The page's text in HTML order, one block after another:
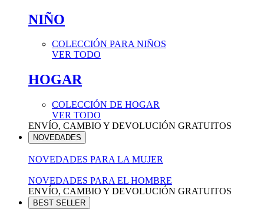
NIÑO
COLECCIÓN PARA NIÑOS
VER TODO
HOGAR
COLECCIÓN DE HOGAR
VER TODO
ENVÍO, CAMBIO Y DEVOLUCIÓN GRATUITOS
NOVEDADES
NOVEDADES PARA LA MUJER
NOVEDADES PARA EL HOMBRE
ENVÍO, CAMBIO Y DEVOLUCIÓN GRATUITOS
BEST SELLER